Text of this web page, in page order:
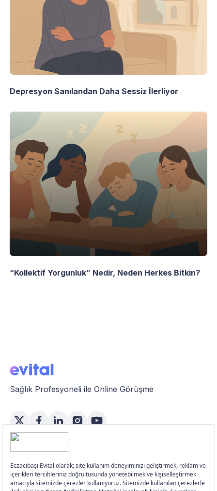
Depresyon Sanılandan Daha Sessiz İlerliyor
“Kollektif Yorgunluk” Nedir, Neden Herkes Bitkin?
Sağlık Profesyoneli ile Online Görüşme
Üye Girişi